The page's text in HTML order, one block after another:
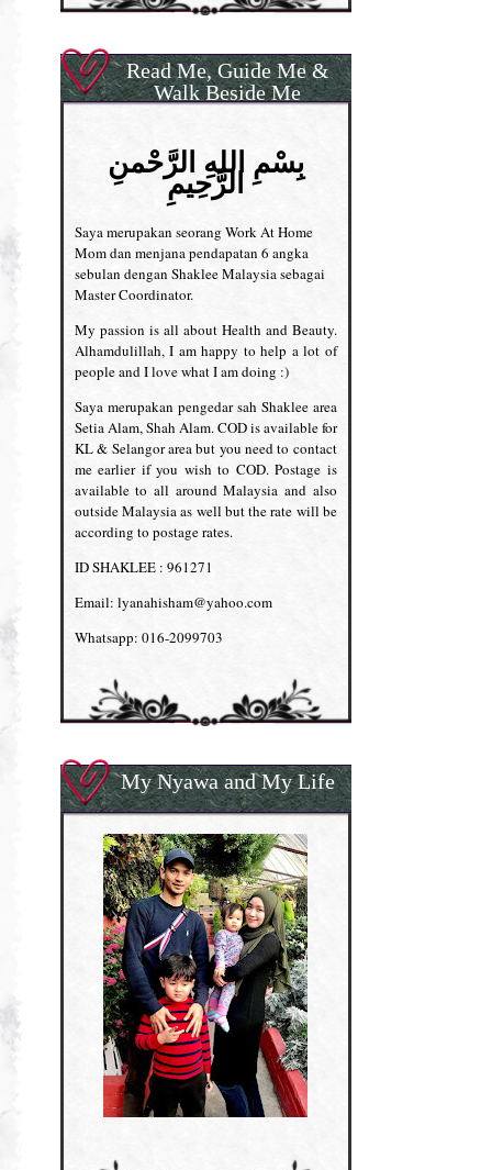
Read Me, Guide Me &
Walk Beside Me
بِسْمِ اللهِ الرَّحْمنِ
الرَّحِيمِ
Saya merupakan seorang Work At Home
Mom dan menjana pendapatan 6 angka
sebulan dengan Shaklee Malaysia sebagai
Master Coordinator.
My passion is all about Health and Beauty.
Alhamdulillah, I am happy to help a lot of
people and I love what I am doing :)
Saya merupakan pengedar sah Shaklee area
Setia Alam, Shah Alam. COD is available for
KL & Selangor area but you need to contact
me earlier if you wish to COD. Postage is
available to all around Malaysia and also
outside Malaysia as well but the rate will be
according to postage rates.
ID SHAKLEE : 961271
Email: lyanahisham@yahoo.com
Whatsapp: 016-2099703
My Nyawa and My Life